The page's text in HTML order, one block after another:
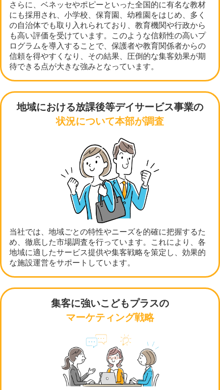
さらに、ベネッセやポピーといった全国的に有名な教材
にも採用され、小学校、保育園、幼稚園をはじめ、多く
の自治体でも取り入れられており、教育機関や行政から
も高い評価を受けています。このような信頼性の高いプ
ログラムを導入することで、保護者や教育関係者からの
信頼を得やすくなり、その結果、圧倒的な集客効果が期
待できる点が大きな強みとなっています。
地域における放課後等デイサービス事業の
状況について本部が調査
当社では、地域ごとの特性やニーズを的確に把握するた
め、徹底した市場調査を行っています。これにより、各
地域に適したサービス提供や集客戦略を策定し、効果的
な施設運営をサポートしています。
集客に強いこどもプラスの
マーケティング戦略